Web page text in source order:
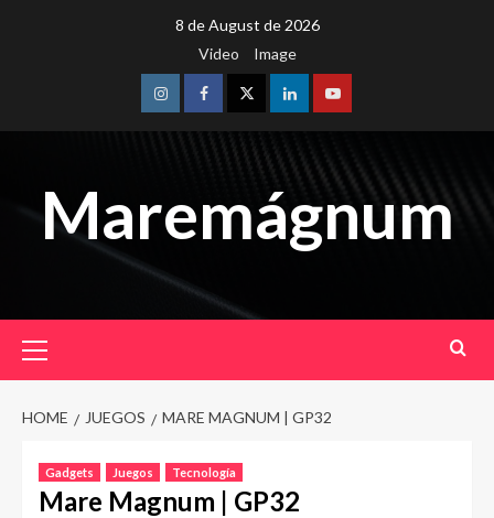
8 de August de 2026
Video
Image
InstagramFacebookTwitterLinkedinYoutube
Maremágnum
Menu
HOME JUEGOS MARE MAGNUM | GP32
Gadgets Juegos Tecnología
Mare Magnum | GP32